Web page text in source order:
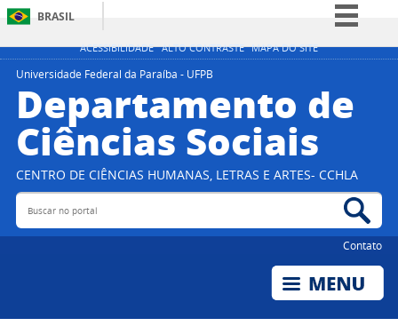
ACESSIBILIDADE ALTO CONTRASTE MAPA DO SITE
BRASIL
Simplifique!
Participe
Acesso à informação
Legislação
Universidade Federal da Paraíba - UFPB
Departamento de
Ciências Sociais
CENTRO DE CIÊNCIAS HUMANAS, LETRAS E ARTES- CCHLA
Buscar no portal
Contato